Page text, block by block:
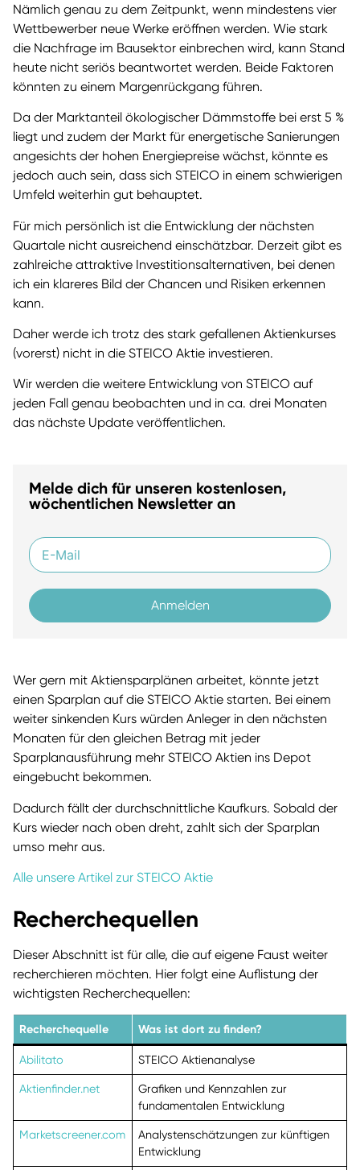
Nämlich genau zu dem Zeitpunkt, wenn mindestens vier
Wettbewerber neue Werke eröffnen werden. Wie stark
die Nachfrage im Bausektor einbrechen wird, kann Stand
heute nicht seriös beantwortet werden. Beide Faktoren
könnten zu einem Margenrückgang führen.
Da der Marktanteil ökologischer Dämmstoffe bei erst 5 %
liegt und zudem der Markt für energetische Sanierungen
angesichts der hohen Energiepreise wächst, könnte es
jedoch auch sein, dass sich STEICO in einem schwierigen
Umfeld weiterhin gut behauptet.
Für mich persönlich ist die Entwicklung der nächsten
Quartale nicht ausreichend einschätzbar. Derzeit gibt es
zahlreiche attraktive Investitionsalternativen, bei denen
ich ein klareres Bild der Chancen und Risiken erkennen
kann.
Daher werde ich trotz des stark gefallenen Aktienkurses
(vorerst) nicht in die STEICO Aktie investieren.
Wir werden die weitere Entwicklung von STEICO auf
jeden Fall genau beobachten und in ca. drei Monaten
das nächste Update veröffentlichen.
Melde dich für unseren kostenlosen,
wöchentlichen Newsletter an
Anmelden
Wer gern mit Aktiensparplänen arbeitet, könnte jetzt
einen Sparplan auf die STEICO Aktie starten. Bei einem
weiter sinkenden Kurs würden Anleger in den nächsten
Monaten für den gleichen Betrag mit jeder
Sparplanausführung mehr STEICO Aktien ins Depot
eingebucht bekommen.
Dadurch fällt der durchschnittliche Kaufkurs. Sobald der
Kurs wieder nach oben dreht, zahlt sich der Sparplan
umso mehr aus.
Alle unsere Artikel zur STEICO Aktie
Recherchequellen
Dieser Abschnitt ist für alle, die auf eigene Faust weiter
recherchieren möchten. Hier folgt eine Auflistung der
wichtigsten Recherchequellen:
Recherchequelle Was ist dort zu finden?
Abilitato STEICO Aktienanalyse
Aktienfinder.net
Grafiken und Kennzahlen zur
fundamentalen Entwicklung
Marketscreener.com
Analystenschätzungen zur künftigen
Entwicklung